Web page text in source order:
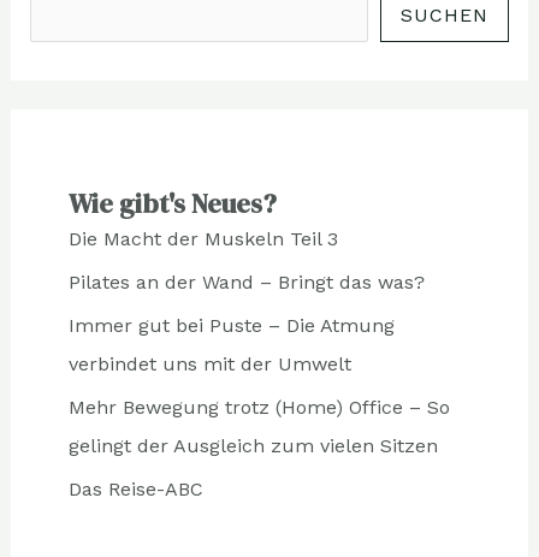
SUCHEN
Wie gibt's Neues?
Die Macht der Muskeln Teil 3
Pilates an der Wand – Bringt das was?
Immer gut bei Puste – Die Atmung
verbindet uns mit der Umwelt
Mehr Bewegung trotz (Home) Office – So
gelingt der Ausgleich zum vielen Sitzen
Das Reise-ABC